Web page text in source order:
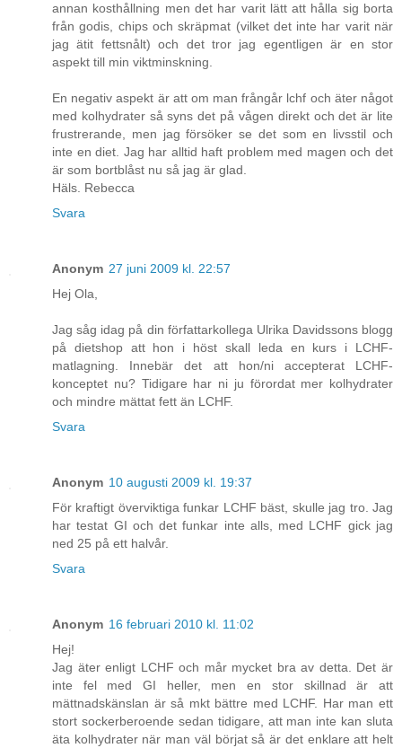
annan kosthållning men det har varit lätt att hålla sig borta
från godis, chips och skräpmat (vilket det inte har varit när
jag ätit fettsnålt) och det tror jag egentligen är en stor
aspekt till min viktminskning.
En negativ aspekt är att om man frångår lchf och äter något
med kolhydrater så syns det på vågen direkt och det är lite
frustrerande, men jag försöker se det som en livsstil och
inte en diet. Jag har alltid haft problem med magen och det
är som bortblåst nu så jag är glad.
Häls. Rebecca
Svara
Anonym 27 juni 2009 kl. 22:57
Hej Ola,
Jag såg idag på din författarkollega Ulrika Davidssons blogg
på dietshop att hon i höst skall leda en kurs i LCHF-
matlagning. Innebär det att hon/ni accepterat LCHF-
konceptet nu? Tidigare har ni ju förordat mer kolhydrater
och mindre mättat fett än LCHF.
Svara
Anonym 10 augusti 2009 kl. 19:37
För kraftigt överviktiga funkar LCHF bäst, skulle jag tro. Jag
har testat GI och det funkar inte alls, med LCHF gick jag
ned 25 på ett halvår.
Svara
Anonym 16 februari 2010 kl. 11:02
Hej!
Jag äter enligt LCHF och mår mycket bra av detta. Det är
inte fel med GI heller, men en stor skillnad är att
mättnadskänslan är så mkt bättre med LCHF. Har man ett
stort sockerberoende sedan tidigare, att man inte kan sluta
äta kolhydrater när man väl börjat så är det enklare att helt